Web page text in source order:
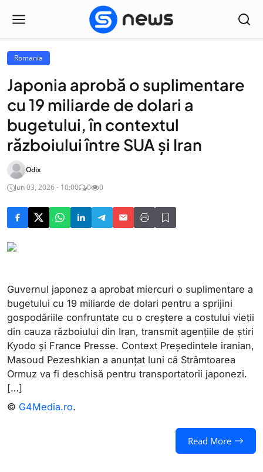
Romania
Japonia aprobă o suplimentare
cu 19 miliarde de dolari a
bugetului, în contextul
războiului între SUA și Iran
Odix
Jun 03, 2026 - 10:00
0 0
Guvernul japonez a aprobat miercuri o suplimentare a
bugetului cu 19 miliarde de dolari pentru a sprijini
gospodăriile confruntate cu o creștere a costului vieții
din cauza războiului din Iran, transmit agențiile de știri
Kyodo și France Presse. Context Președintele iranian,
Masoud Pezeshkian a anunțat luni că Strâmtoarea
Ormuz va fi deschisă pentru transportatorii japonezi.
[…]
© G4Media.ro.
Read More